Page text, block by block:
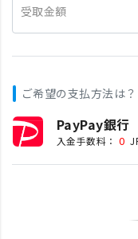
受取金額
ご希望の支払方法は？
PayPay銀行
入金手数料： 0